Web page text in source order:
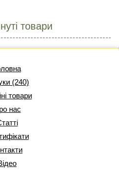
товари
(240)
товари
нас